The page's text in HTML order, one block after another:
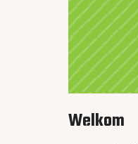
Welkom